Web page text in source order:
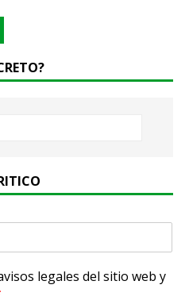
legales del sitio web y